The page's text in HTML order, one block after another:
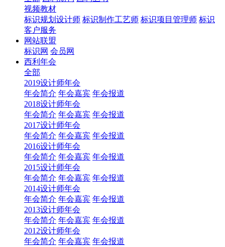
视频教材
标识规划设计师 标识制作工艺师 标识项目管理师 标识
客户服务
网站联盟
标识网 会员网
西利年会
全部
2019设计师年会
年会简介 年会嘉宾 年会报道
2018设计师年会
年会简介 年会嘉宾 年会报道
2017设计师年会
年会简介 年会嘉宾 年会报道
2016设计师年会
年会简介 年会嘉宾 年会报道
2015设计师年会
年会简介 年会嘉宾 年会报道
2014设计师年会
年会简介 年会嘉宾 年会报道
2013设计师年会
年会简介 年会嘉宾 年会报道
2012设计师年会
年会简介 年会嘉宾 年会报道